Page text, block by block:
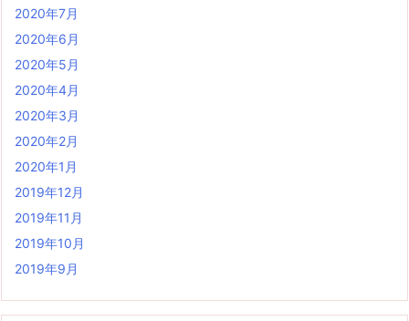
2020年7月
2020年6月
2020年5月
2020年4月
2020年3月
2020年2月
2020年1月
2019年12月
2019年11月
2019年10月
2019年9月